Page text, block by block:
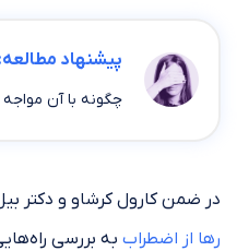
پیشنهاد
چگونه با آن
در ضمن کارول کرشاو و دکتر
رها از اضطراب به بررسی